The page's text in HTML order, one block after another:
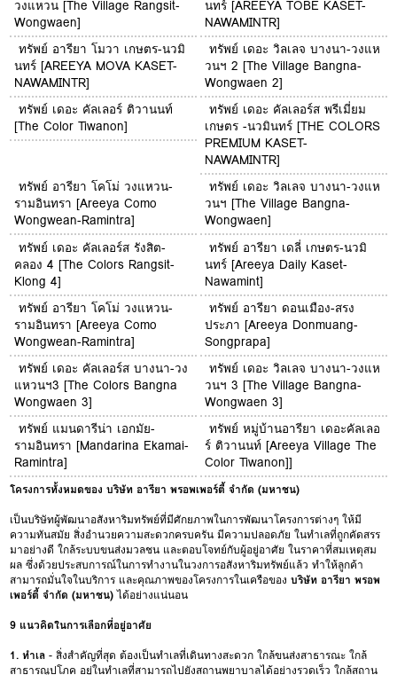
วงแหวน [The Village Rangsit-
Wongwaen]
นทร์ [AREEYA TOBE KASET-
NAWAMINTR]
ทรัพย์ อารียา โมวา เกษตร-นวมิ
นทร์ [AREEYA MOVA KASET-
NAWAMINTR]
ทรัพย์ เดอะ วิลเลจ บางนา-วงแห
วนฯ 2 [The Village Bangna-
Wongwaen 2]
ทรัพย์ เดอะ คัลเลอร์ ติวานนท์
[The Color Tiwanon]
ทรัพย์ เดอะ คัลเลอร์ส พรีเมี่ยม
เกษตร -นวมินทร์ [THE COLORS
PREMIUM KASET-
NAWAMINTR]
ทรัพย์ อารียา โคโม่ วงแหวน-
รามอินทรา [Areeya Como
Wongwean-Ramintra]
ทรัพย์ เดอะ วิลเลจ บางนา-วงแห
วนฯ [The Village Bangna-
Wongwaen]
ทรัพย์ เดอะ คัลเลอร์ส รังสิต-
คลอง 4 [The Colors Rangsit-
Klong 4]
ทรัพย์ อารียา เดลี่ เกษตร-นวมิ
นทร์ [Areeya Daily Kaset-
Nawamint]
ทรัพย์ อารียา โคโม่ วงแหวน-
รามอินทรา [Areeya Como
Wongwean-Ramintra]
ทรัพย์ อารียา ดอนเมือง-สรง
ประภา [Areeya Donmuang-
Songprapa]
ทรัพย์ เดอะ คัลเลอร์ส บางนา-วง
แหวนฯ3 [The Colors Bangna
Wongwaen 3]
ทรัพย์ เดอะ วิลเลจ บางนา-วงแห
วนฯ 3 [The Village Bangna-
Wongwaen 3]
ทรัพย์ แมนดารีน่า เอกมัย-
รามอินทรา [Mandarina Ekamai-
Ramintra]
ทรัพย์ หมู่บ้านอารียา เดอะคัลเลอ
ร์ ติวานนท์ [Areeya Village The
Color Tiwanon]]
โครงการทั้งหมดของ บริษัท อารียา พรอพเพอร์ตี้ จำกัด (มหาชน)
เป็นบริษัทผู้พัฒนาอสังหาริมทรัพย์ที่มีศักยภาพในการพัฒนาโครงการต่างๆ ให้มี
ความทันสมัย สิ่งอำนวยความสะดวกครบครัน มีความปลอดภัย ในทำเลที่ถูกคัดสรร
มาอย่างดี ใกล้ระบบขนส่งมวลชน และตอบโจทย์กับผู้อยู่อาศัย ในราคาที่สมเหตุสม
ผล ซึ่งด้วยประสบการณ์ในการทำงานในวงการอสังหาริมทรัพย์แล้ว ทำให้ลูกค้า
สามารถมั่นใจในบริการ และคุณภาพของโครงการในเครือของบริษัท อารียา พรอพ
เพอร์ตี้ จำกัด (มหาชน)ได้อย่างแน่นอน
9 แนวคิดในการเลือกที่อยู่อาศัย
1. ทำเล - สิ่งสำคัญที่สุด ต้องเป็นทำเลที่เดินทางสะดวก ใกล้ขนส่งสาธารณะ ใกล้
สาธารณูปโภค อยู่ในทำเลที่สามารถไปยังสถานพยาบาลได้อย่างรวดเร็ว ใกล้สถาน